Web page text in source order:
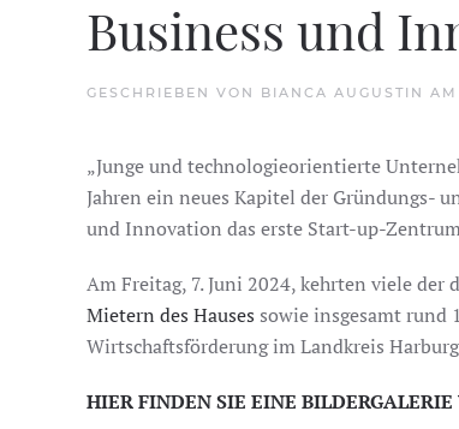
Business und
GESCHRIEBEN VON BIANCA AUGUSTIN AM
„Junge und technologieorientierte
Jahren ein neues Kapitel der Gründungs-
und Innovation das erste Start-up-
Am Freitag, 7. Juni 2024, kehrten viele
Mietern des Hauses sowie insgesamt rund
Wirtschaftsförderung im Landkreis
HIER FINDEN SIE EINE